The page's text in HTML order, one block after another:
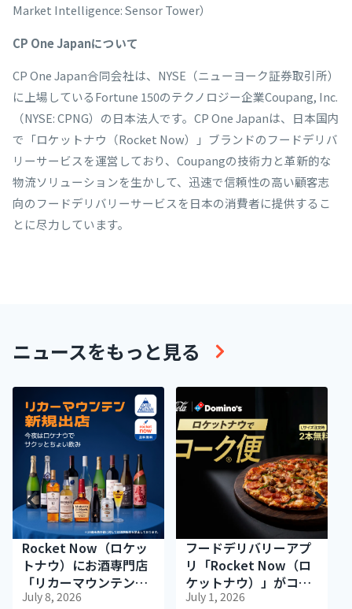
Market Intelligence: Sensor Tower）
CP One Japanについて
CP One Japan合同会社は、NYSE（ニューヨーク証券取引所）
に上場しているFortune 150のテクノロジー企業Coupang, Inc.
（NYSE: CPNG）の日本法人です。CP One Japanは、日本国内
で「ロケットナウ（Rocket Now）」ブランドのフードデリバ
リーサービスを運営しており、Coupangの技術力と革新的な
物流ソリューションを生かして、迅速で信頼性の高い顧客志
向のフードデリバリーサービスを日本の消費者に提供するこ
とに尽力しています。
ニュースをもっと見る
Rocket Now（ロケッ
トナウ）にお酒専門店
「リカーマウンテン」
が出店
July 8, 2026
フードデリバリーアプ
リ「Rocket Now（ロ
ケットナウ）」がコ
カ・コーラ、ドミノ・
July 1, 2026